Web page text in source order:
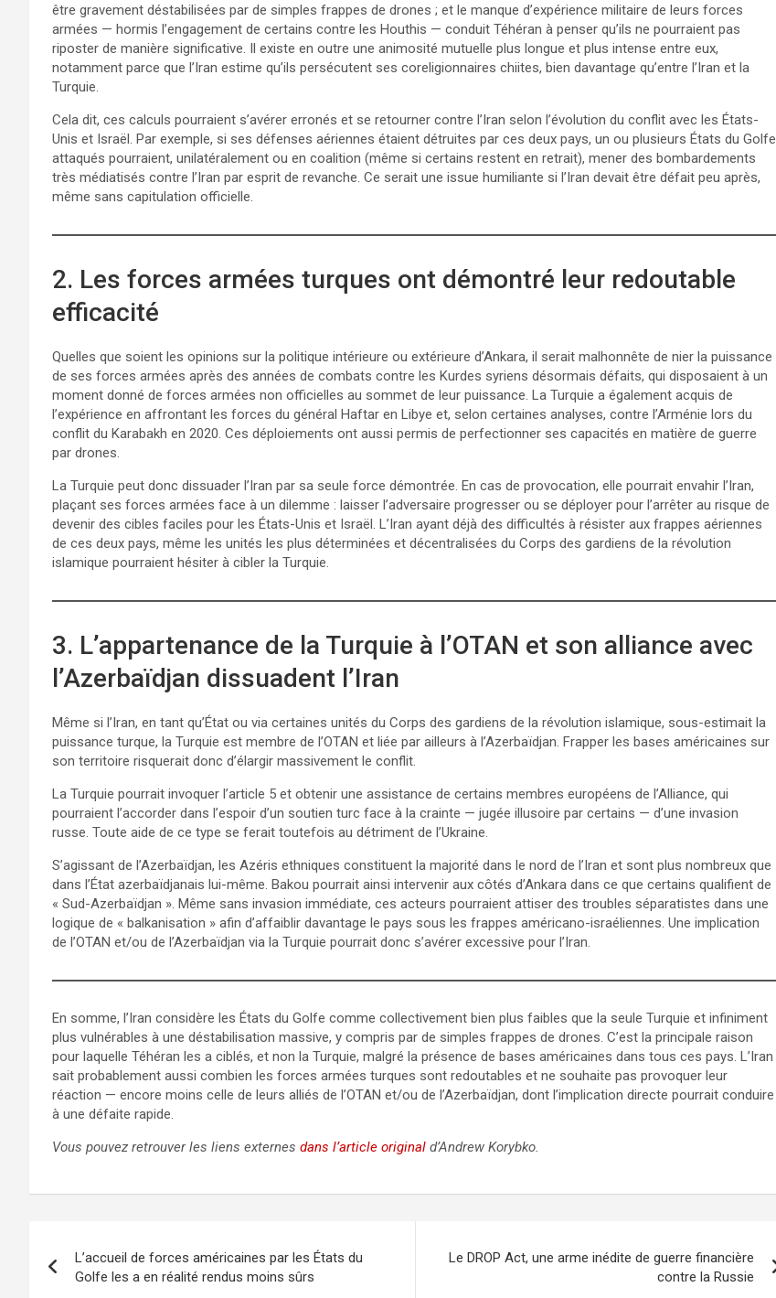
être gravement déstabilisées par de simples frappes de drones ; et le manque d’expérience militaire de leurs forces
armées — hormis l’engagement de certains contre les Houthis — conduit Téhéran à penser qu’ils ne pourraient pas
riposter de manière significative. Il existe en outre une animosité mutuelle plus longue et plus intense entre eux,
notamment parce que l’Iran estime qu’ils persécutent ses coreligionnaires chiites, bien davantage qu’entre l’Iran et la
Turquie.
Cela dit, ces calculs pourraient s’avérer erronés et se retourner contre l’Iran selon l’évolution du conflit avec les États-
Unis et Israël. Par exemple, si ses défenses aériennes étaient détruites par ces deux pays, un ou plusieurs États du Golfe
attaqués pourraient, unilatéralement ou en coalition (même si certains restent en retrait), mener des bombardements
très médiatisés contre l’Iran par esprit de revanche. Ce serait une issue humiliante si l’Iran devait être défait peu après,
même sans capitulation officielle.
2. Les forces armées turques ont démontré leur redoutable
efficacité
Quelles que soient les opinions sur la politique intérieure ou extérieure d’Ankara, il serait malhonnête de nier la puissance
de ses forces armées après des années de combats contre les Kurdes syriens désormais défaits, qui disposaient à un
moment donné de forces armées non officielles au sommet de leur puissance. La Turquie a également acquis de
l’expérience en affrontant les forces du général Haftar en Libye et, selon certaines analyses, contre l’Arménie lors du
conflit du Karabakh en 2020. Ces déploiements ont aussi permis de perfectionner ses capacités en matière de guerre
par drones.
La Turquie peut donc dissuader l’Iran par sa seule force démontrée. En cas de provocation, elle pourrait envahir l’Iran,
plaçant ses forces armées face à un dilemme : laisser l’adversaire progresser ou se déployer pour l’arrêter au risque de
devenir des cibles faciles pour les États-Unis et Israël. L’Iran ayant déjà des difficultés à résister aux frappes aériennes
de ces deux pays, même les unités les plus déterminées et décentralisées du Corps des gardiens de la révolution
islamique pourraient hésiter à cibler la Turquie.
3. L’appartenance de la Turquie à l’OTAN et son alliance avec
l’Azerbaïdjan dissuadent l’Iran
Même si l’Iran, en tant qu’État ou via certaines unités du Corps des gardiens de la révolution islamique, sous-estimait la
puissance turque, la Turquie est membre de l’OTAN et liée par ailleurs à l’Azerbaïdjan. Frapper les bases américaines sur
son territoire risquerait donc d’élargir massivement le conflit.
La Turquie pourrait invoquer l’article 5 et obtenir une assistance de certains membres européens de l’Alliance, qui
pourraient l’accorder dans l’espoir d’un soutien turc face à la crainte — jugée illusoire par certains — d’une invasion
russe. Toute aide de ce type se ferait toutefois au détriment de l’Ukraine.
S’agissant de l’Azerbaïdjan, les Azéris ethniques constituent la majorité dans le nord de l’Iran et sont plus nombreux que
dans l’État azerbaïdjanais lui-même. Bakou pourrait ainsi intervenir aux côtés d’Ankara dans ce que certains qualifient de
« Sud-Azerbaïdjan ». Même sans invasion immédiate, ces acteurs pourraient attiser des troubles séparatistes dans une
logique de « balkanisation » afin d’affaiblir davantage le pays sous les frappes américano-israéliennes. Une implication
de l’OTAN et/ou de l’Azerbaïdjan via la Turquie pourrait donc s’avérer excessive pour l’Iran.
En somme, l’Iran considère les États du Golfe comme collectivement bien plus faibles que la seule Turquie et infiniment
plus vulnérables à une déstabilisation massive, y compris par de simples frappes de drones. C’est la principale raison
pour laquelle Téhéran les a ciblés, et non la Turquie, malgré la présence de bases américaines dans tous ces pays. L’Iran
sait probablement aussi combien les forces armées turques sont redoutables et ne souhaite pas provoquer leur
réaction — encore moins celle de leurs alliés de l’OTAN et/ou de l’Azerbaïdjan, dont l’implication directe pourrait conduire
à une défaite rapide.
Vous pouvez retrouver les liens externes dans l’article original d’Andrew Korybko.
de
L’accueil de forces américaines par les États du
Golfe les a en réalité rendus moins sûrs
Le DROP Act, une arme inédite de guerre financière
contre la Russie